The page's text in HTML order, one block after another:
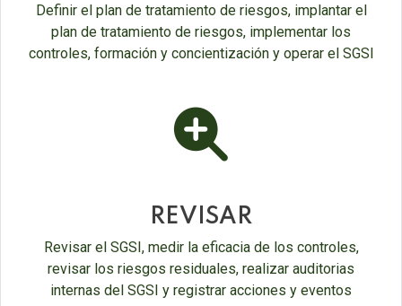
Definir el plan de tratamiento de riesgos, implantar el
plan de tratamiento de riesgos, implementar los
controles, formación y concientización y operar el SGSI
plus
REVISAR
Revisar el SGSI, medir la eficacia de los controles,
revisar los riesgos residuales, realizar auditorias
internas del SGSI y registrar acciones y eventos